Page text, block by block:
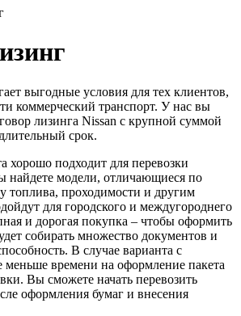
выгодные условия для тех клиентов,
коммерческий транспорт. У нас вы
лизинга Nissan с крупной суммой
срок.
хорошо подходит для перевозки
найдете модели, отличающиеся по
топлива, проходимости и другим
для городского и междугороднего
и дорогая покупка – чтобы оформить
собирать множество документов и
В случае варианта с
меньше времени на оформление пакета
Вы сможете начать перевозить
оформления бумаг и внесения